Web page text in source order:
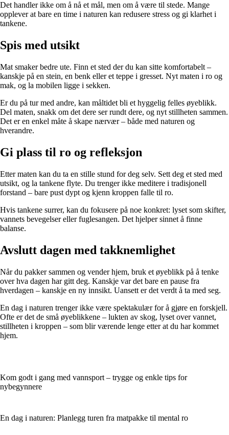
Det handler ikke om å nå et mål, men om å være til stede. Mange
opplever at bare en time i naturen kan redusere stress og gi klarhet i
tankene.
Spis med utsikt
Mat smaker bedre ute. Finn et sted der du kan sitte komfortabelt –
kanskje på en stein, en benk eller et teppe i gresset. Nyt maten i ro og
mak, og la mobilen ligge i sekken.
Er du på tur med andre, kan måltidet bli et hyggelig felles øyeblikk.
Del maten, snakk om det dere ser rundt dere, og nyt stillheten sammen.
Det er en enkel måte å skape nærvær – både med naturen og
hverandre.
Gi plass til ro og refleksjon
Etter maten kan du ta en stille stund for deg selv. Sett deg et sted med
utsikt, og la tankene flyte. Du trenger ikke meditere i tradisjonell
forstand – bare pust dypt og kjenn kroppen falle til ro.
Hvis tankene surrer, kan du fokusere på noe konkret: lyset som skifter,
vannets bevegelser eller fuglesangen. Det hjelper sinnet å finne
balanse.
Avslutt dagen med takknemlighet
Når du pakker sammen og vender hjem, bruk et øyeblikk på å tenke
over hva dagen har gitt deg. Kanskje var det bare en pause fra
hverdagen – kanskje en ny innsikt. Uansett er det verdt å ta med seg.
En dag i naturen trenger ikke være spektakulær for å gjøre en forskjell.
Ofte er det de små øyeblikkene – lukten av skog, lyset over vannet,
stillheten i kroppen – som blir værende lenge etter at du har kommet
hjem.
Kom godt i gang med vannsport – trygge og enkle tips for
nybegynnere
En dag i naturen: Planlegg turen fra matpakke til mental ro